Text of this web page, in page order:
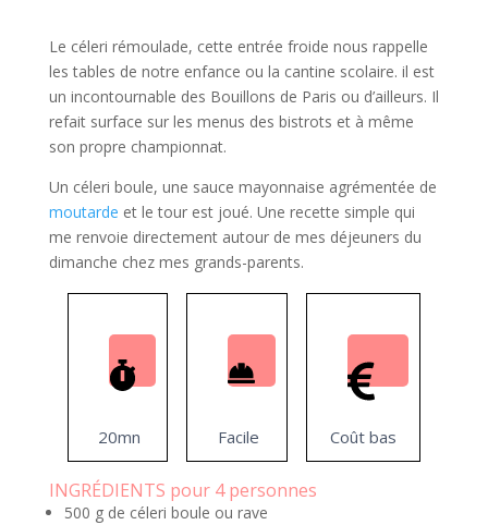
Le céleri rémoulade, cette entrée froide nous rappelle
les tables de notre enfance ou la cantine scolaire. il est
un incontournable des Bouillons de Paris ou d’ailleurs. Il
refait surface sur les menus des bistrots et à même
son propre championnat.
Un céleri boule, une sauce mayonnaise agrémentée de
moutarde et le tour est joué. Une recette simple qui
me renvoie directement autour de mes déjeuners du
dimanche chez mes grands-parents.
20mn Facile Coût bas
INGRÉDIENTS pour 4 personnes
500 g de céleri boule ou rave